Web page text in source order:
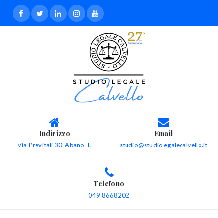
Indirizzo
Via Previtali 30-Abano T.
Email
studio@studiolegalecalvello.it
Telefono
049 8668202